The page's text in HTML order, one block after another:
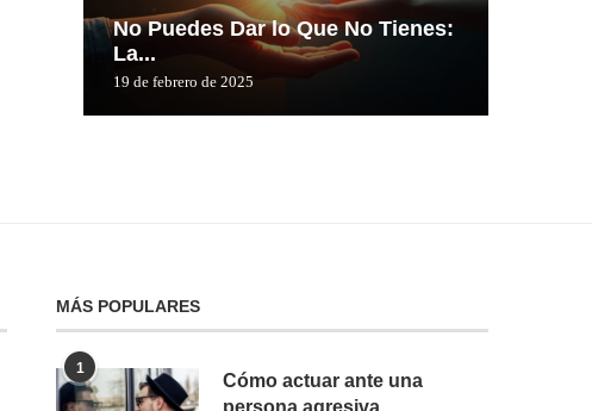
No Puedes Dar lo Que No Tienes:
La...
19 de febrero de 2025
MÁS POPULARES
1
Cómo actuar ante una
persona agresiva